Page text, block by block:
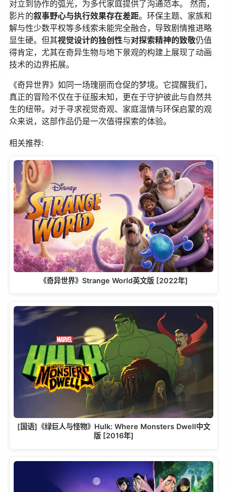
对立到协作的弧光，为多代家庭提供了沟通范本。 然而，
影片的​​叙事野心与执行效果存在差距​​。环保主题、家族和
解与性少数平权等多线索未能完全融合，导致剧情推进略
显生硬。但其​​视觉设计的独创性​​与​​对探索精神的致敬​​仍值
得肯定，尤其在奇异生物与地下景观的构建上展现了动画
技术的边界拓展。
《奇异世界》如同一场瑰丽而仓促的梦境。它提醒我们，
真正的冒险不仅在于征服未知，更在于守护彼此与自然共
生的纽带。对于寻求视觉奇观、家庭温情与环保启蒙的观
众来说，这部作品仍是一次值得探索的体验。
相关推荐:
《奇异世界》Strange World英文版 [2022年]
[国语]《绿巨人与怪物》Hulk: Where Monsters Dwell中文
版 [2016年]